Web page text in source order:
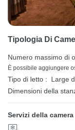
Tipologia Di
Numero massimo di
È possibile aggiungere
Tipo di letto :
Large
Dimensioni della
Servizi della camera